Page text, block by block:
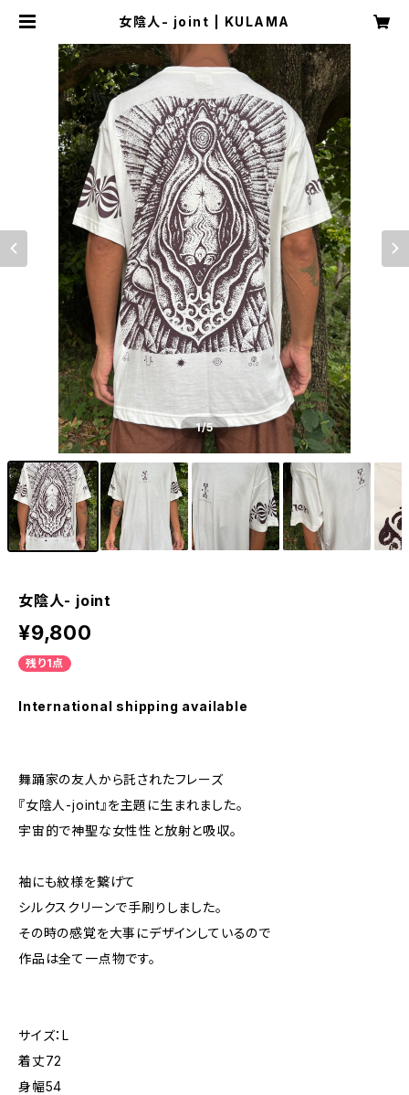
女陰人- joint | KULAMA
1/5
女陰人- joint
¥9,800
残り1点
International shipping available
舞踊家の友人から託されたフレーズ
『女陰人-joint』を主題に生まれました。
宇宙的で神聖な女性性と放射と吸収。
袖にも紋様を繋げて
シルクスクリーンで手刷りしました。
その時の感覚を大事にデザインしているので
作品は全て一点物です。
サイズ：L
着丈72
身幅54